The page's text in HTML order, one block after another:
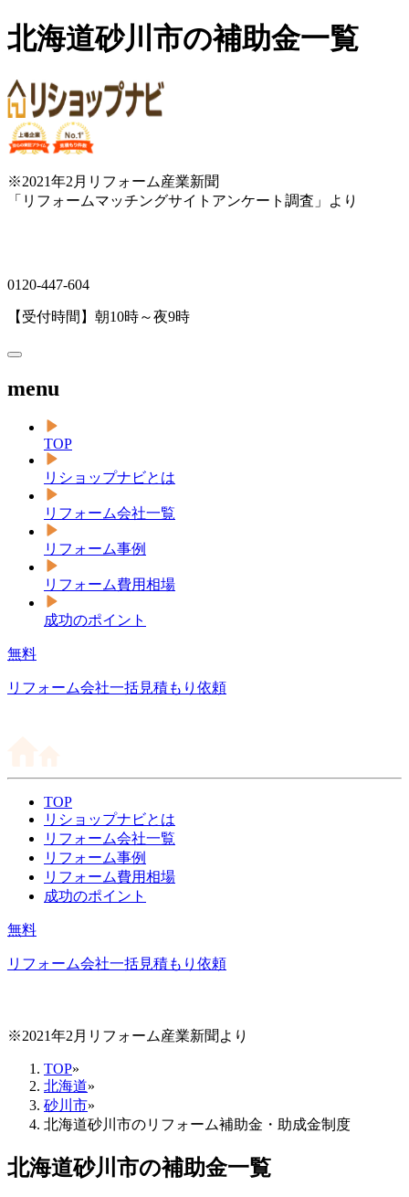
北海道砂川市の補助金一覧
※2021年2月リフォーム産業新聞
「リフォームマッチングサイトアンケート調査」より
0120-447-604
【受付時間】朝10時～夜9時
menu
TOP
リショップナビとは
リフォーム会社一覧
リフォーム事例
リフォーム費用相場
成功のポイント
無料
リフォーム会社一括見積もり依頼
TOP
リショップナビとは
リフォーム会社一覧
リフォーム事例
リフォーム費用相場
成功のポイント
無料
リフォーム会社一括見積もり依頼
※2021年2月リフォーム産業新聞より
TOP»
北海道»
砂川市»
北海道砂川市のリフォーム補助金・助成金制度
北海道砂川市の補助金一覧